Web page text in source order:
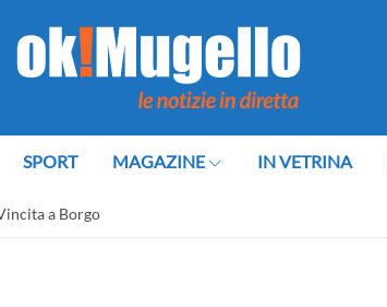
SPORT MAGAZINE IN VETRINA
a Borgo